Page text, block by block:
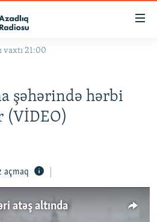
vaxtı 21:00
şəhərində hərbi
(VİDEO)
açmaq
atəş altında